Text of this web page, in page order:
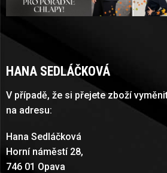
HANA SEDLÁČKOVÁ
V případě, že si přejete zboží
na adresu:
Hana Sedláčková
Horní náměstí 28,
746 01 Opava